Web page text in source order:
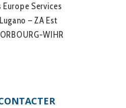
Services
– ZA Est
WIHR